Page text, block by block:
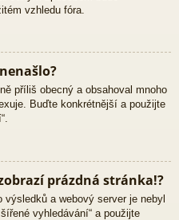
vzhledu fóra.
příliš obecný a obsahoval mnoho
Buďte konkrétnější a použijte
prázdná stránka!?
a webový server je nebyl
vyhledávání“ a použijte